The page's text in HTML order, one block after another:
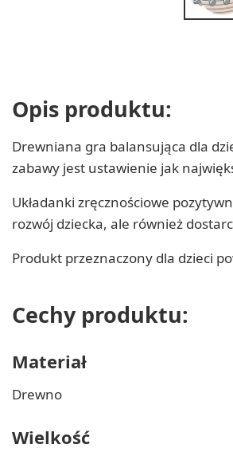
Opis produktu:
Drewniana gra balansująca dla
zabawy jest ustawienie jak
Układanki zręcznościowe
rozwój dziecka, ale również
Produkt przeznaczony dla dzieci
Cechy produktu:
Materiał
Drewno
Wielkość